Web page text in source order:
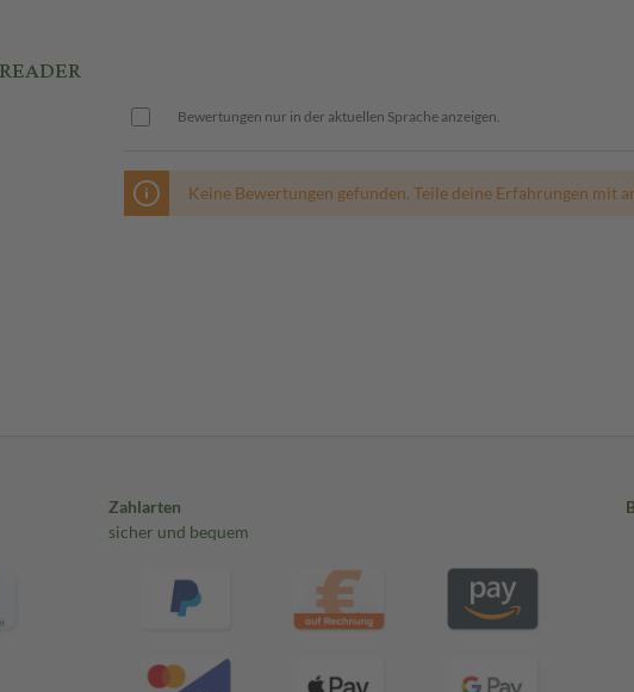
Bewertungen nur in der aktuellen Sprache anzeigen.
Keine Bewertungen gefunden. Teile deine Erfahrungen mit
Zahlarten
sicher und bequem